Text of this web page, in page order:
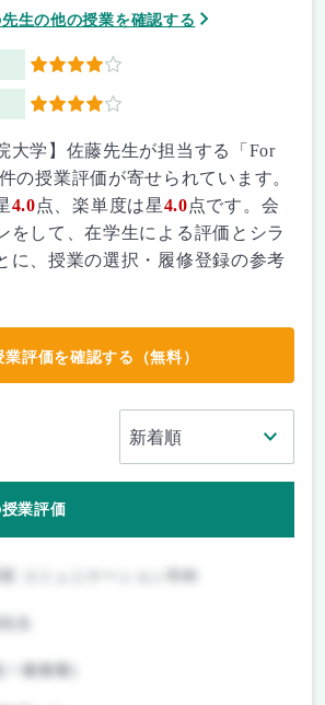
先生の他の授業を確認する
4
4
大学】佐藤先生が担当する「For
件の授業評価が寄せられています。
4.0点、楽単度は星4.0点です。会
をして、在学生による評価とシラ
に、授業の選択・履修登録の参考
業評価を確認する（無料）
業評価
生
(一般教養)